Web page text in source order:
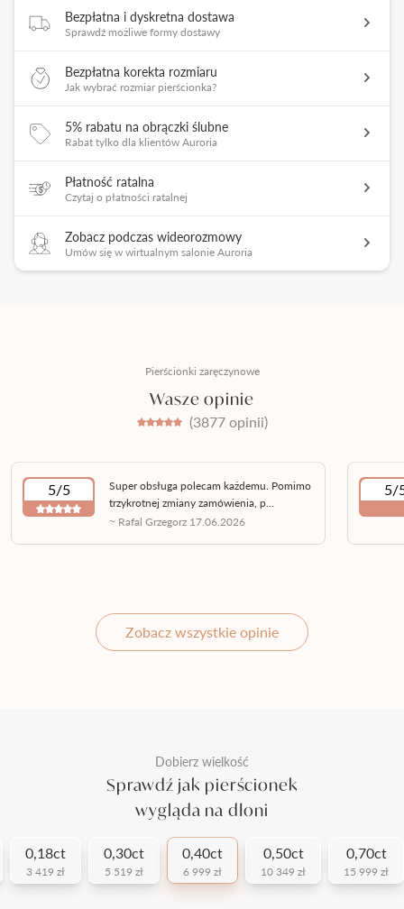
Bezpłatna i dyskretna dostawa
Sprawdź możliwe formy dostawy
Bezpłatna korekta rozmiaru
Jak wybrać rozmiar pierścionka?
5% rabatu na obrączki ślubne
Rabat tylko dla klientów Auroria
Płatność ratalna
Czytaj o płatności ratalnej
Zobacz podczas wideorozmowy
Umów się w wirtualnym salonie Auroria
Pierścionki zaręczynowe
Wasze opinie
(3877 opinii)
5/5
Super obsługa polecam każdemu. Pomimo
trzykrotnej zmiany zamówienia, p...
~ Rafal Grzegorz 17.06.2026
5/
Zobacz wszystkie opinie
Dobierz wielkość
Sprawdź jak pierścionek
wygląda na dłoni
0,18ct
3 419 zł
0,30ct
5 519 zł
0,40ct
6 999 zł
0,50ct
10 349 zł
0,70ct
15 999 zł